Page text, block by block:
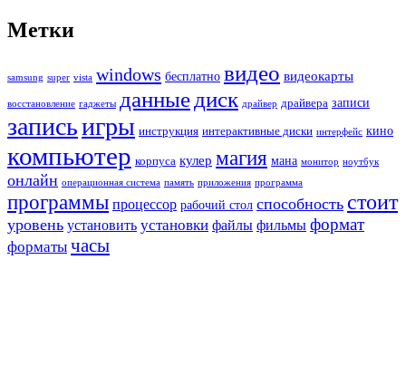
Метки
samsung super vista windows бесплатно видео видеокарты
восстановление гаджеты данные диск драйвер драйвера записи
записьигры инструкция интерактивные диски интерфейс кино
компьютер корпуса кулер магия мана монитор ноутбук
онлайн операционная система память приложения программа
программы процессор рабочий стол способность стоит
уровень установить установки файлы фильмы формат
форматы часы